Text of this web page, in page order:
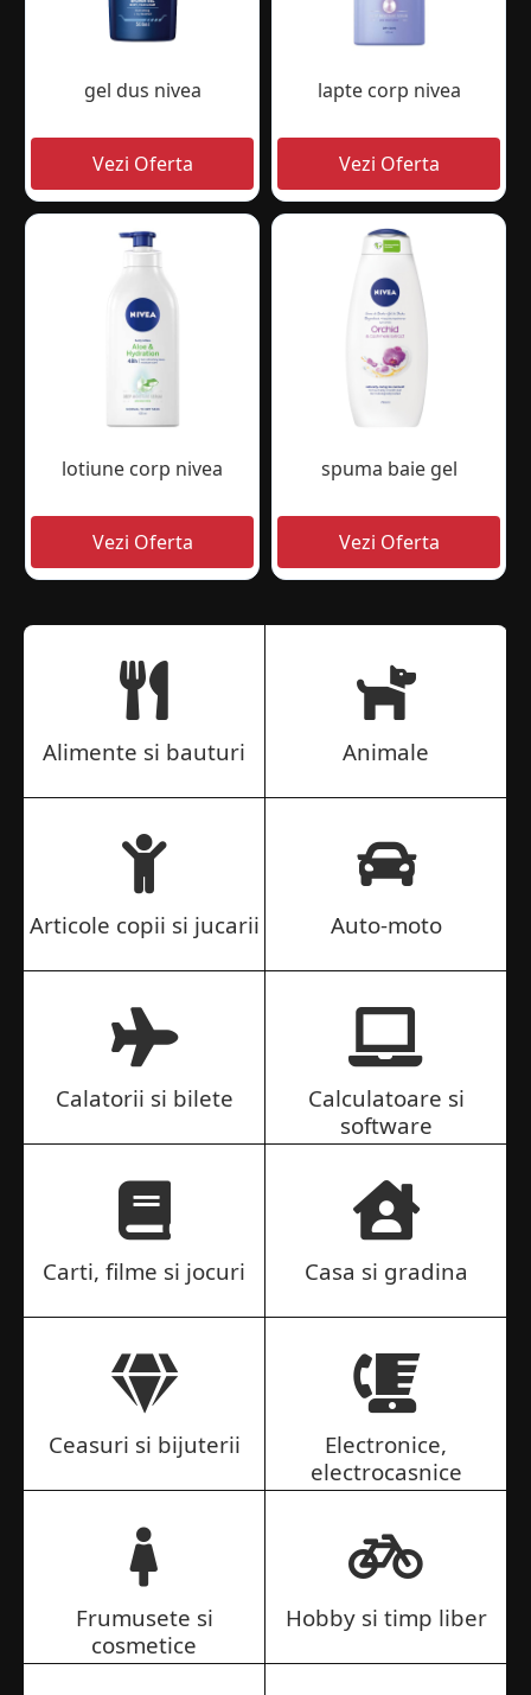
gel dus nivea lapte corp nivea
lotiune corp nivea spuma baie gel
Alimente si bauturi Animale
Articole copii si jucarii Auto-moto
Calatorii si bilete
Calculatoare si
software
Carti, filme si jocuri Casa si gradina
Ceasuri si bijuterii
Electronice,
electrocasnice
Frumusete si
cosmetice
Hobby si timp liber